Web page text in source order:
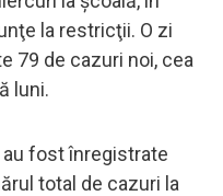
la restricţii. O zi
79 de cazuri noi, cea
luni.
fost înregistrate
total de cazuri la